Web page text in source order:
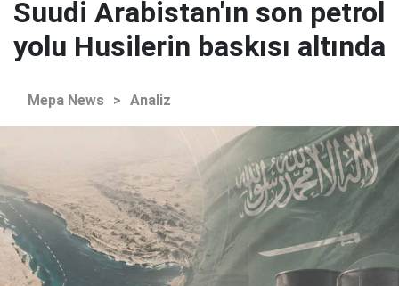
Suudi Arabistan'ın son petrol
yolu Husilerin baskısı altında
Mepa News > Analiz